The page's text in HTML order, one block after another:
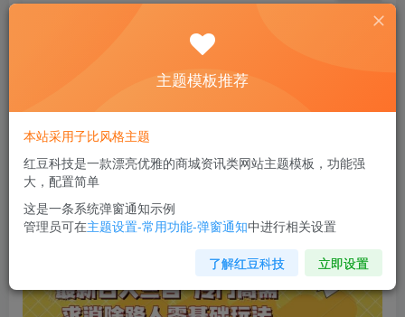
此内容为付费资源，请付费后查看
￥9.9
您当前未登录！建议登陆后购买，可保存购买订单
最新日入三百，冷门高需求消除路人零基础玩法【揭秘】
主题模板推荐
本站采用子比风格主题
红豆科技是一款漂亮优雅的商城资讯类网站主题模板，功能强
大，配置简单
这是一条系统弹窗通知示例
管理员可在主题设置-常用功能-弹窗通知中进行相关设置
了解红豆科技 立即设置